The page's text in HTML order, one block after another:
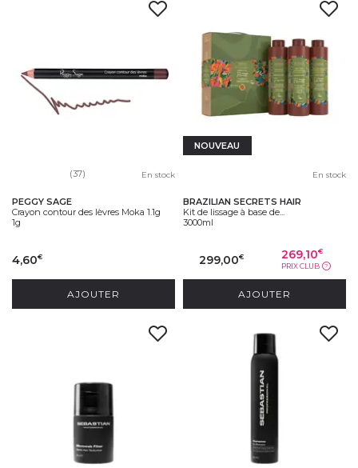
(37) En stock
PEGGY SAGE
Crayon contour des lèvres Moka 1.1g
1g
4,60€
AJOUTER
NOUVEAU
En stock
BRAZILIAN SECRETS HAIR
Kit de lissage à base de...
3000ml
299,00€ 269,10€
PRIX CLUB ?
AJOUTER